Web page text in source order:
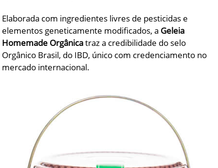
Elaborada com ingredientes livres de pesticidas e
elementos geneticamente modificados, a Geleia
Homemade Orgânicatraz a credibilidade do selo
Orgânico Brasil, do IBD, único com credenciamento no
mercado internacional.